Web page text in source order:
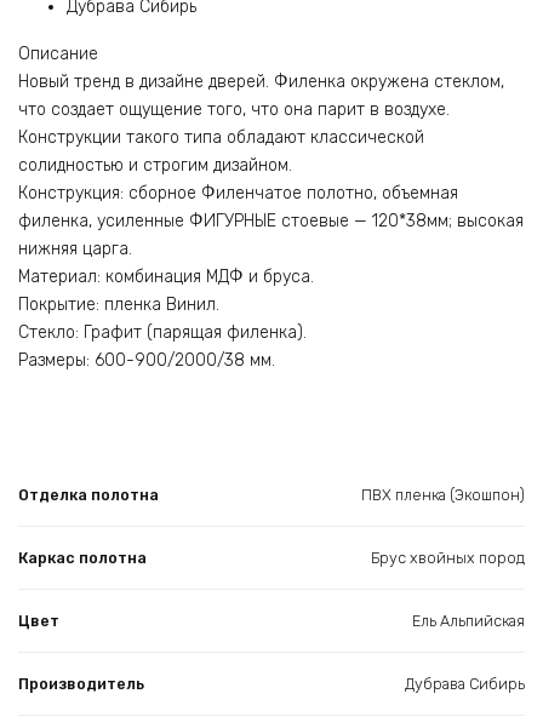
Дубрава Сибирь
Описание
Новый тренд в дизайне дверей. Филенка окружена стеклом,
что создает ощущение того, что она парит в воздухе.
Конструкции такого типа обладают классической
солидностью и строгим дизайном.
Конструкция: сборное Филенчатое полотно, объемная
филенка, усиленные ФИГУРНЫЕ стоевые — 120*38мм; высокая
нижняя царга.
Материал: комбинация МДФ и бруса.
Покрытие: пленка Винил.
Стекло: Графит (парящая филенка).
Размеры: 600-900/2000/38 мм.
Отделка полотна ПВХ пленка (Экошпон)
Каркас полотна Брус хвойных пород
Цвет Ель Альпийская
Производитель Дубрава Сибирь